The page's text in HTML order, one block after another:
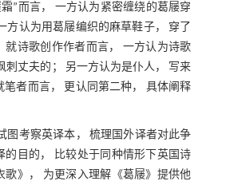
”而言， 一方认为紧密缠绕的葛屦穿
方认为用葛屦编织的麻草鞋子， 穿了
就诗歌创作作者而言， 一方认为诗歌
刺丈夫的； 另一方认为是仆人， 写来
笔者而言， 更认同第二种， 具体阐释
图考察英译本， 梳理国外译者对此争
的目的， 比较处于同种情形下英国诗
歌》， 为更深入理解《葛屦》提供他